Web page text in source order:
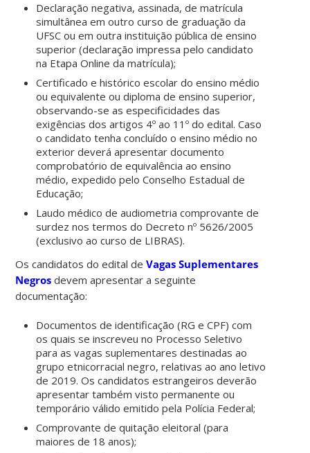
Declaração negativa, assinada, de matrícula
simultânea em outro curso de graduação da
UFSC ou em outra instituição pública de ensino
superior (declaração impressa pelo candidato
na Etapa Online da matrícula);
Certificado e histórico escolar do ensino médio
ou equivalente ou diploma de ensino superior,
observando-se as especificidades das
exigências dos artigos 4º ao 11º do edital. Caso
o candidato tenha concluído o ensino médio no
exterior deverá apresentar documento
comprobatório de equivalência ao ensino
médio, expedido pelo Conselho Estadual de
Educação;
Laudo médico de audiometria comprovante de
surdez nos termos do Decreto nº 5626/2005
(exclusivo ao curso de LIBRAS).
Os candidatos do edital deVagas Suplementares
Negros devem apresentar a seguinte
documentação:
Documentos de identificação (RG e CPF) com
os quais se inscreveu no Processo Seletivo
para as vagas suplementares destinadas ao
grupo etnicorracial negro, relativas ao ano letivo
de 2019. Os candidatos estrangeiros deverão
apresentar também visto permanente ou
temporário válido emitido pela Polícia Federal;
Comprovante de quitação eleitoral (para
maiores de 18 anos);